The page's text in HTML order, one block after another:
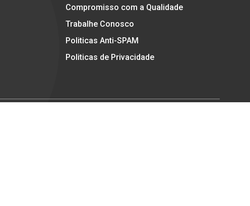
Compromisso com a Qualidade
Trabalhe Conosco
Politicas Anti-SPAM
Politicas de Privacidade